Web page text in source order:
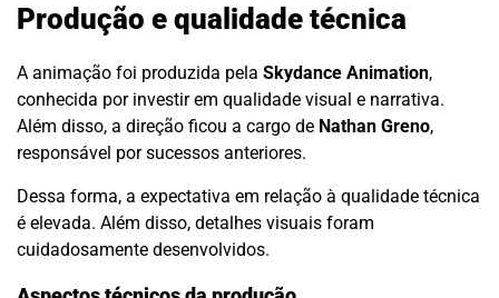
Produção e qualidade técnica
A animação foi produzida pela Skydance Animation,
conhecida por investir em qualidade visual e narrativa.
Além disso, a direção ficou a cargo de Nathan Greno,
responsável por sucessos anteriores.
Dessa forma, a expectativa em relação à qualidade técnica
é elevada. Além disso, detalhes visuais foram
cuidadosamente desenvolvidos.